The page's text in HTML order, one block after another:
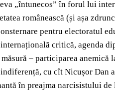
„întunecos” în forul lui
românească (și așa
pentru electoratul
critică, agenda
– participarea
cu cît Nicușor Dan
în preajma narcisistului